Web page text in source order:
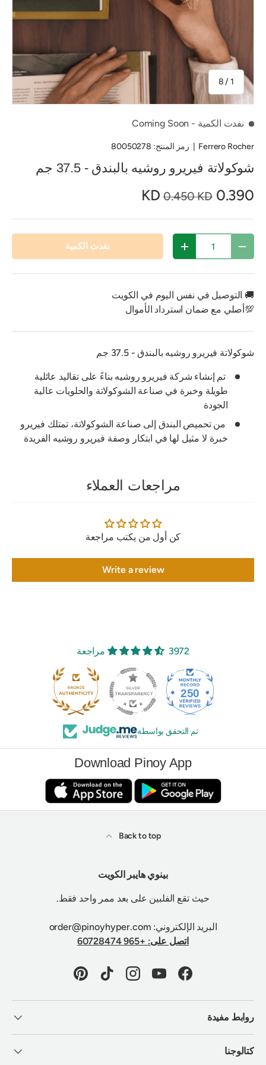
1
/من
8
نفدت الكمية - Coming Soon
Ferrero Rocher رمز المنتج: 80050278
شوكولاتة فيريرو روشيه بالبندق - 37.5 جم
0.390 KD
0.450 KD
تقليل الكمية زيادة الكمية نفدت الكمية
🚚 التوصيل في نفس اليوم في الكويت
💯أصلي مع ضمان استرداد الأموال
شوكولاتة فيريرو روشيه بالبندق - 37.5 جم
تم إنشاء شركة فيريرو روشيه بناءً على تقاليد عائلية
طويلة وخبرة في صناعة الشوكولاتة والحلويات عالية
الجودة
من تحميص البندق إلى صناعة الشوكولاتة، تمتلك فيريرو
خبرة لا مثيل لها في ابتكار وصفة فيريرو روشيه الفريدة
مراجعات العملاء
كن أول من يكتب مراجعة
Write a review
3972 مراجعة
250
تم التحقق بواسطة
Download Pinoy App
Back to top
بينوي هايبر الكويت
حيث تقع الفلبين على بعد ممر واحد فقط.
البريد الإلكتروني: order@pinoyhyper.com
اتصل على: +965 60728474
Facebook
YouTube
Instagram
TikTok
Pinterest
روابط مفيدة
كتالوجنا